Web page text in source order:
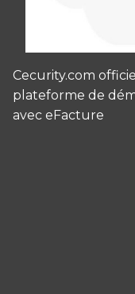
Cecurity.com
plateforme de
avec eFacture